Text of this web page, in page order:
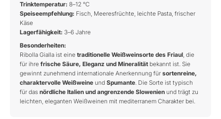
Trinktemperatur: 8–12 °C
Speiseempfehlung: Fisch, Meeresfrüchte, leichte Pasta, frischer
Käse
Lagerfähigkeit: 3–6 Jahre
Besonderheiten:
Ribolla Gialla ist eine traditionelle Weißweinsorte des Friaul, die
für ihre frische Säure, Eleganz und Mineralität bekannt ist. Sie
gewinnt zunehmend internationale Anerkennung für sortenreine,
charaktervolle Weißweine und Spumante. Die Sorte ist typisch
für das nördliche Italien und angrenzende Slowenien und trägt zu
leichten, eleganten Weißweinen mit mediterranem Charakter bei.